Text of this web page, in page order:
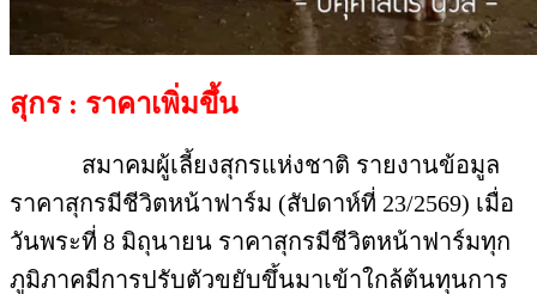
สุกร : ราคาเพิ่มขึ้น
สมาคมผู้เลี้ยงสุกรแห่งชาติ รายงานข้อมูล
ราคาสุกรมีชีวิตหน้าฟาร์ม (สัปดาห์ที่ 23/2569) เมื่อ
วันพระที่ 8 มิถุนายน ราคาสุกรมีชีวิตหน้าฟาร์มทุก
ภูมิภาคมีการปรับตัวขยับขึ้นมาเข้าใกล้ต้นทุนการ